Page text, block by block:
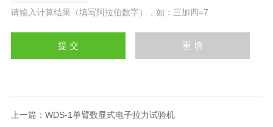
请输入计算结果（填写阿拉伯数字），如：三加四=7
上一篇： WDS-1单臂数显式电子拉力试验机